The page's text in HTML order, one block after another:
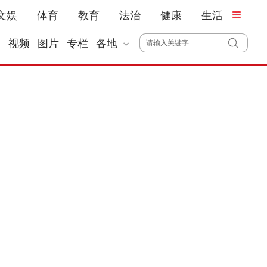
娱 体育 教育 法治 健康 生活
视频 图片 专栏 各地